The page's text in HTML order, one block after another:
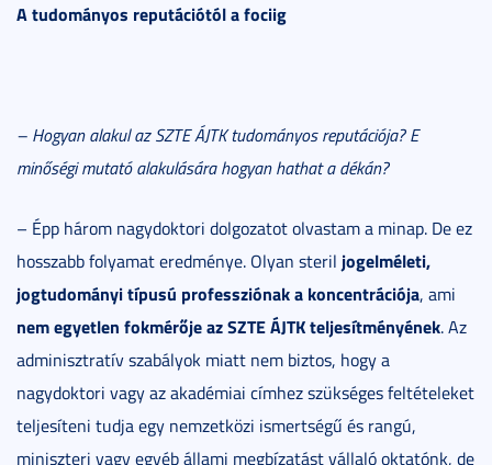
A tudományos reputációtól a fociig
– Hogyan alakul az SZTE ÁJTK tudományos reputációja? E
minőségi mutató alakulására hogyan hathat a dékán?
– Épp három nagydoktori dolgozatot olvastam a minap. De ez
hosszabb folyamat eredménye. Olyan steril jogelméleti,
jogtudományi típusú professziónak a koncentrációja, ami
nem egyetlen fokmérője az SZTE ÁJTK teljesítményének. Az
adminisztratív szabályok miatt nem biztos, hogy a
nagydoktori vagy az akadémiai címhez szükséges feltételeket
teljesíteni tudja egy nemzetközi ismertségű és rangú,
miniszteri vagy egyéb állami megbízatást vállaló oktatónk, de